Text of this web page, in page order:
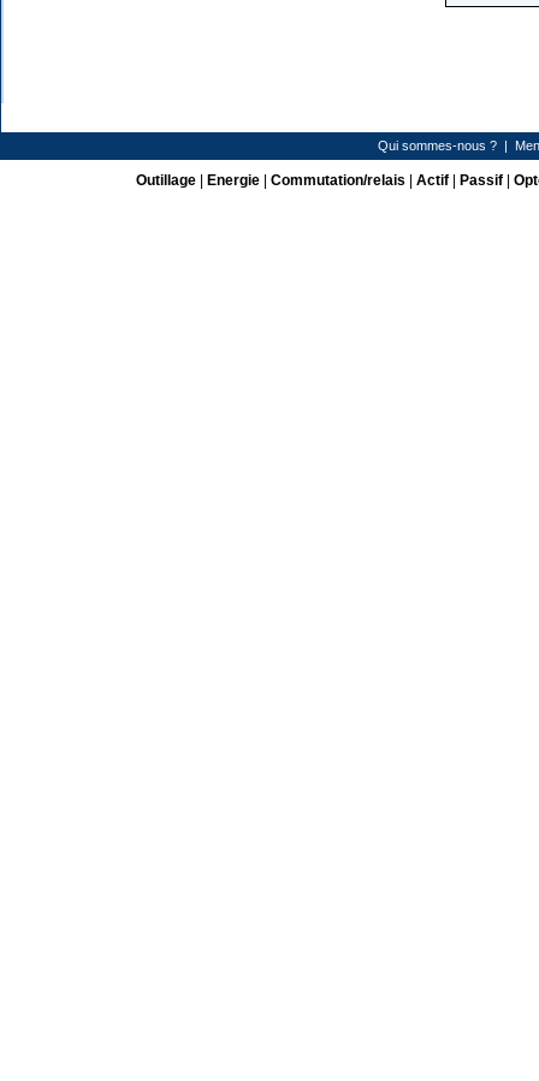
Qui sommes-nous ? |
Outillage| Energie| Commutation/relais Actif| Passif|